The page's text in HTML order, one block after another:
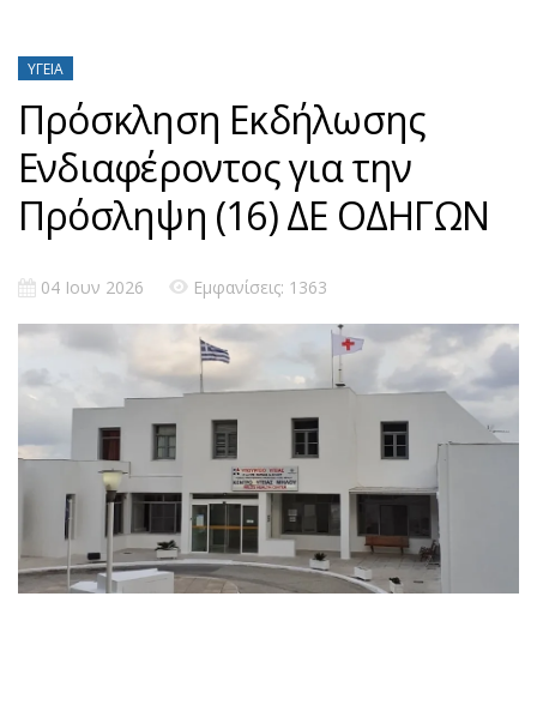
ΥΓΕΊΑ
Πρόσκληση Εκδήλωσης
Ενδιαφέροντος για την
Πρόσληψη (16) ΔΕ ΟΔΗΓΩΝ
04 Ιουν 2026 Εμφανίσεις: 1363